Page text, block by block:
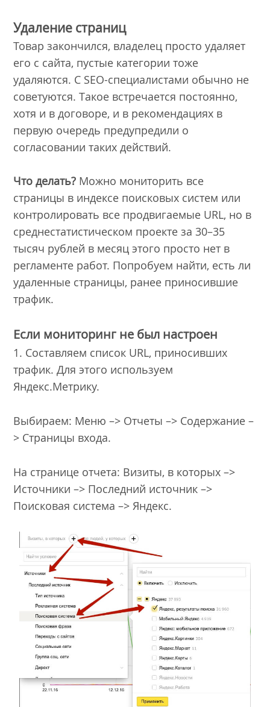
Удаление страниц
Товар закончился, владелец просто удаляет
его с сайта, пустые категории тоже
удаляются. С SEO-специалистами обычно не
советуются. Такое встречается постоянно,
хотя и в договоре, и в рекомендациях в
первую очередь предупредили о
согласовании таких действий.
Что делать? Можно мониторить все
страницы в индексе поисковых систем или
контролировать все продвигаемые URL, но в
среднестатистическом проекте за 30–35
тысяч рублей в месяц этого просто нет в
регламенте работ. Попробуем найти, есть ли
удаленные страницы, ранее приносившие
трафик.
Если мониторинг не был настроен
1. Составляем список URL, приносивших
трафик. Для этого используем
Яндекс.Метрику.
Выбираем: Меню –> Отчеты –> Содержание –
> Страницы входа.
На странице отчета: Визиты, в которых –>
Источники –> Последний источник –>
Поисковая система –> Яндекс.